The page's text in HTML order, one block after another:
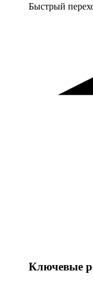
Быстрый
Ключевые